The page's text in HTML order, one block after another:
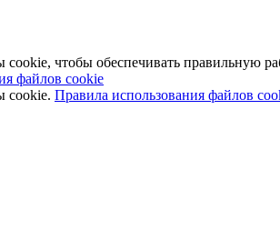
чтобы обеспечивать правильную
файлов cookie
cookie. Правила использования файлов